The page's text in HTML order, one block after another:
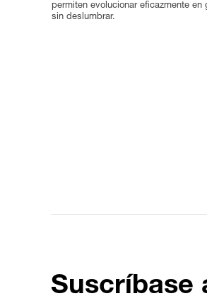
permiten evolucionar eficazmente en
sin deslumbrar.
Suscríbase